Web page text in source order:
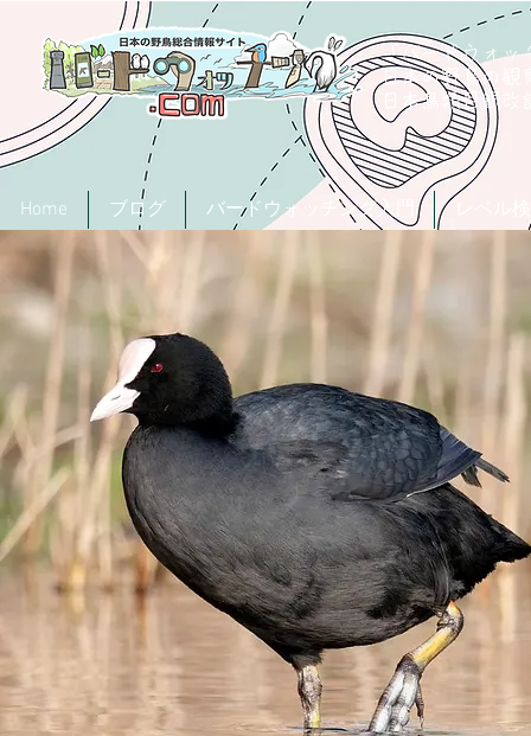
「バードウォッ
日本の野鳥の観
日本鳥類目録
Home ブログ バードウォッチング入門